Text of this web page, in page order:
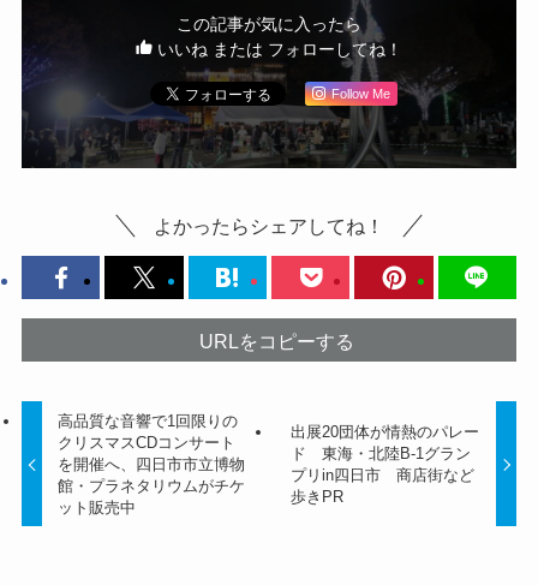
この記事が気に入ったら
いいね または フォローしてね！
Follow Me
よかったらシェアしてね！
URLをコピーする
高品質な音響で1回限りの
クリスマスCDコンサート
を開催へ、四日市市立博物
館・プラネタリウムがチケ
ット販売中
出展20団体が情熱のパレー
ド 東海・北陸B-1グラン
プリin四日市 商店街など
歩きPR